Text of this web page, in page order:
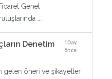
Genel
...
Denetim
10 ay
önce
gelen öneri ve şikayetler